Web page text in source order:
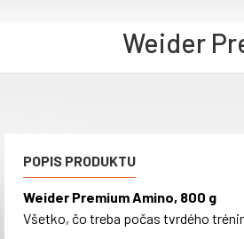
Weider
POPIS PRODUKTU
Weider Premium Amino, 800 g
Všetko, čo treba počas tvrdého